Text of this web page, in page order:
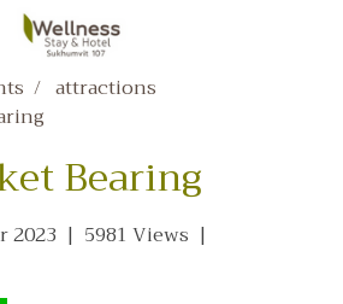
attractions
Bearing
2023 | 5981 Views |